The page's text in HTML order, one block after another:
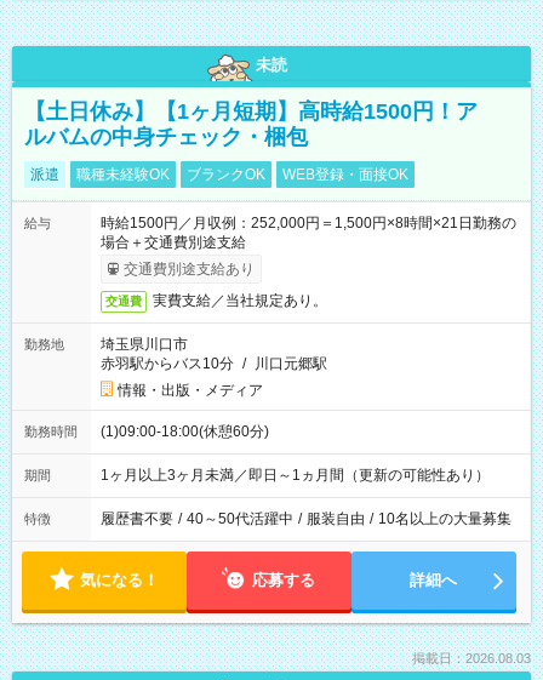
未読
【土日休み】【1ヶ月短期】高時給1500円！ア
ルバムの中身チェック・梱包
派遣 職種未経験OK ブランクOK WEB登録・面接OK
給与
時給1500円／月収例：252,000円＝1,500円×8時間×21日勤務の
場合＋交通費別途支給
交通費別途支給あり
交通費 実費支給／当社規定あり。
勤務地
埼玉県川口市
赤羽駅からバス10分 / 川口元郷駅
情報・出版・メディア
勤務時間 (1)09:00-18:00(休憩60分)
期間 1ヶ月以上3ヶ月未満／即日～1ヵ月間（更新の可能性あり）
特徴 履歴書不要 / 40～50代活躍中 / 服装自由 / 10名以上の大量募集
気になる！ 応募する 詳細へ
掲載日：2026.08.03